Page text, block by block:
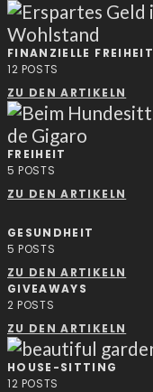
FINANZIELLE FREIHEIT
12 POSTS
ZU DEN ARTIKELN
FREIHEIT
5 POSTS
ZU DEN ARTIKELN
GESUNDHEIT
5 POSTS
ZU DEN ARTIKELN
GIVEAWAYS
2 POSTS
ZU DEN ARTIKELN
HOUSE-SITTING
12 POSTS